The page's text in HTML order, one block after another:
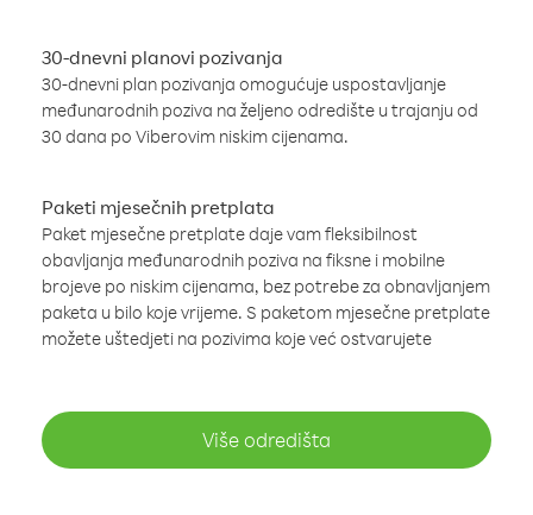
30-dnevni planovi pozivanja
30-dnevni plan pozivanja omogućuje uspostavljanje
međunarodnih poziva na željeno odredište u trajanju od
30 dana po Viberovim niskim cijenama.
Paketi mjesečnih pretplata
Paket mjesečne pretplate daje vam fleksibilnost
obavljanja međunarodnih poziva na fiksne i mobilne
brojeve po niskim cijenama, bez potrebe za obnavljanjem
paketa u bilo koje vrijeme. S paketom mjesečne pretplate
možete uštedjeti na pozivima koje već ostvarujete
Više odredišta